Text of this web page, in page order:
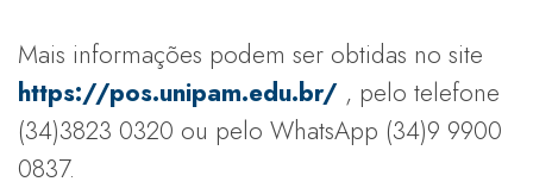
Mais informações podem ser obtidas no site
https://pos.unipam.edu.br/ , pelo telefone
(34)3823 0320 ou pelo WhatsApp (34)9 9900
0837.